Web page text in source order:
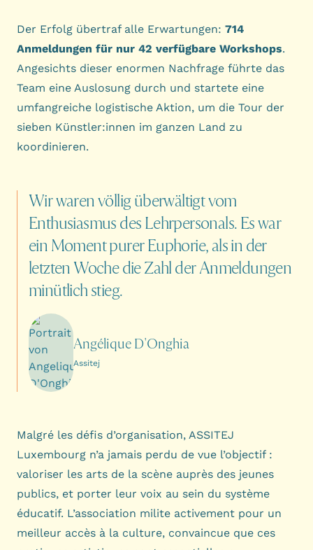
Der Erfolg übertraf alle Erwartungen: 714
Anmeldungen für nur 42 verfügbare Workshops.
Angesichts dieser enormen Nachfrage führte das
Team eine Auslosung durch und startete eine
umfangreiche logistische Aktion, um die Tour der
sieben Künstler:innen im ganzen Land zu
koordinieren.
Wirwarenvöllig überwältigtvom
Enthusiasmus des Lehrpersonals. Eswar
ein MomentpurerEuphorie,alsin der
letzten WochedieZahl derAnmeldungen
minütlichstieg.
Angélique D'Onghia
Assitej
Malgré les défis d’organisation, ASSITEJ
Luxembourg n’a jamais perdu de vue l’objectif :
valoriser les arts de la scène auprès des jeunes
publics, et porter leur voix au sein du système
éducatif. L’association milite activement pour un
meilleur accès à la culture, convaincue que ces